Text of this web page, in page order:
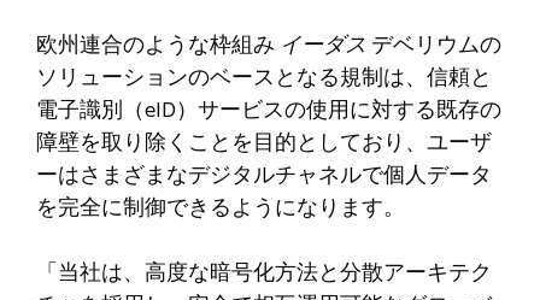
欧州連合のような枠組み イーダス デベリウムの
ソリューションのベースとなる規制は、信頼と
電子識別（eID）サービスの使用に対する既存の
障壁を取り除くことを目的としており、ユーザ
ーはさまざまなデジタルチャネルで個人データ
を完全に制御できるようになります。
「当社は、高度な暗号化方法と分散アーキテク